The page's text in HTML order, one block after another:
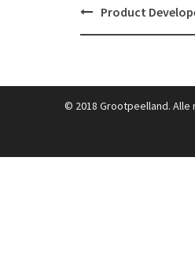
Post
navigation
Product
© 2018 Grootpeelland.